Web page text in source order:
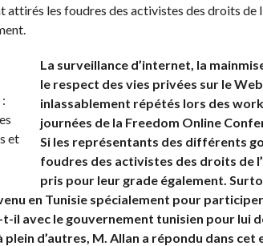
attirés les foudres des activistes des droits
La surveillance d’internet, la
le respect des vies privées sur le
inlassablement répétés lors des
journées de la Freedom Online
Si les représentants des différents
foudres des activistes des droits de
pris pour leur grade également.
en Tunisie spécialement pour
il avec le gouvernement tunisien pour lui
d’autres, M. Allan a répondu dans cet